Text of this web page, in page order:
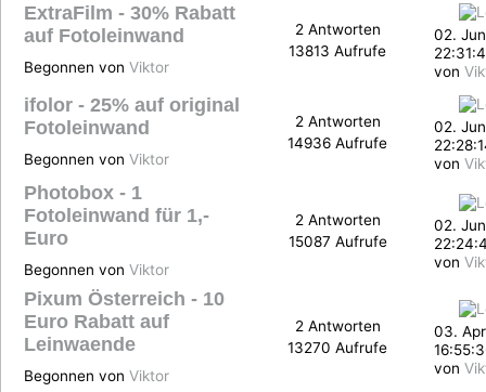
ExtraFilm - 30% Rabatt
auf Fotoleinwand
Begonnen von Viktor
2 Antworten
13813 Aufrufe
02.
von
ifolor - 25% auf original
Fotoleinwand
Begonnen von Viktor
2 Antworten
14936 Aufrufe
02.
von
Photobox - 1
Fotoleinwand für 1,-
Euro
Begonnen von Viktor
2 Antworten
15087 Aufrufe
02.
von
Pixum Österreich - 10
Euro Rabatt auf
Leinwaende
Begonnen von Viktor
2 Antworten
13270 Aufrufe
03.
von